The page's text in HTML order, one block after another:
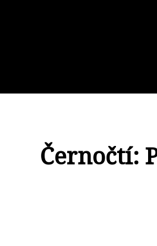
Černočtí: